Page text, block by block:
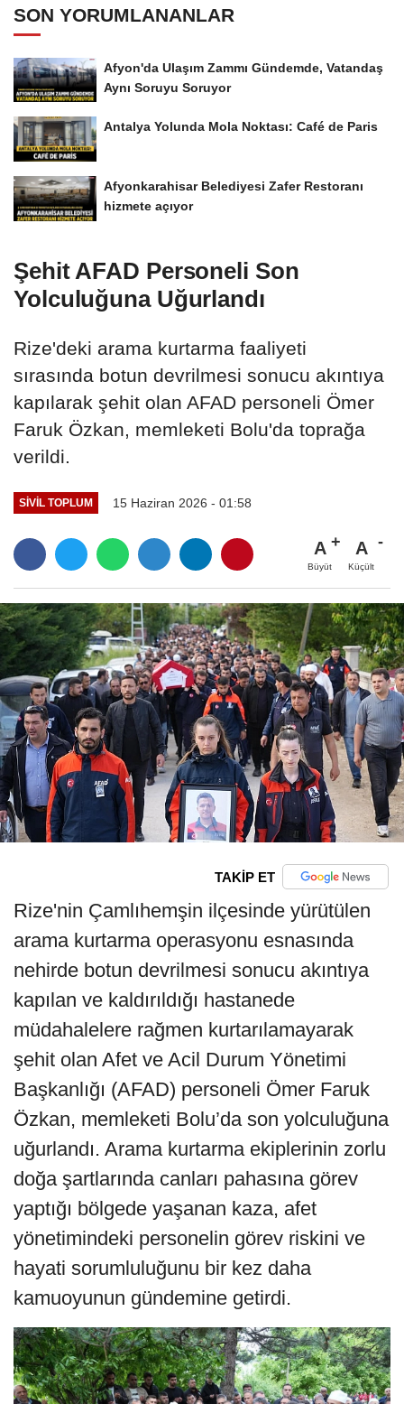
SON YORUMLANANLAR
Afyon'da Ulaşım Zammı Gündemde, Vatandaş
Aynı Soruyu Soruyor
Antalya Yolunda Mola Noktası: Café de Paris
Afyonkarahisar Belediyesi Zafer Restoranı
hizmete açıyor
Şehit AFAD Personeli Son
Yolculuğuna Uğurlandı
Rize'deki arama kurtarma faaliyeti
sırasında botun devrilmesi sonucu akıntıya
kapılarak şehit olan AFAD personeli Ömer
Faruk Özkan, memleketi Bolu'da toprağa
verildi.
SIVIL TOPLUM 15 Haziran 2026 - 01:58
A
Büyüt
A
Küçült
TAKİP ET
Rize'nin Çamlıhemşin ilçesinde yürütülen
arama kurtarma operasyonu esnasında
nehirde botun devrilmesi sonucu akıntıya
kapılan ve kaldırıldığı hastanede
müdahalelere rağmen kurtarılamayarak
şehit olan Afet ve Acil Durum Yönetimi
Başkanlığı (AFAD) personeli Ömer Faruk
Özkan, memleketi Bolu’da son yolculuğuna
uğurlandı. Arama kurtarma ekiplerinin zorlu
doğa şartlarında canları pahasına görev
yaptığı bölgede yaşanan kaza, afet
yönetimindeki personelin görev riskini ve
hayati sorumluluğunu bir kez daha
kamuoyunun gündemine getirdi.